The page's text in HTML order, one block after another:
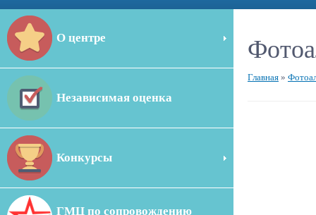
О центре
Независимая оценка
Конкурсы
ГМЦ по сопровождению
Главная »